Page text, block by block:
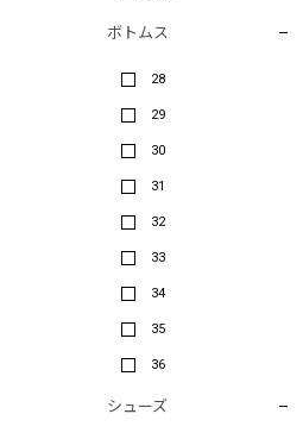
ボトムス
28
29
30
31
32
33
34
35
36
シューズ